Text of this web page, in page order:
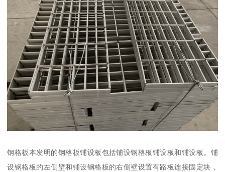
钢格板本发明的钢格板铺设板包括铺设钢格板铺设板和铺设板。铺
设钢格板的左侧壁和铺设钢格板的右侧壁设置有路板连接固定块，